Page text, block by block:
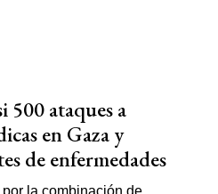
500 ataques a
en Gaza y
de enfermedades